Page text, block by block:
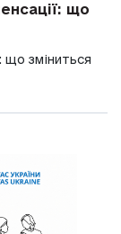
що
що зміниться